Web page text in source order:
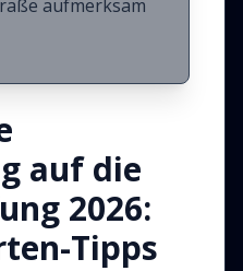
aufmerksam
auf die
2026:
Tipps